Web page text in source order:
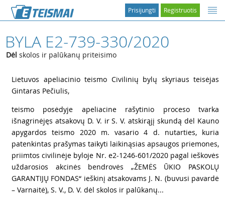
Registruotis
Prisijungti
BYLA E2-739-330/2020
Dėl skolos ir palūkanų priteisimo
Lietuvos apeliacinio teismo Civilinių bylų skyriaus teisėjas
Gintaras Pečiulis,
teismo posėdyje apeliacine rašytinio proceso tvarka
išnagrinėjęs atsakovų D. V. ir S. V. atskirąjį skundą dėl Kauno
apygardos teismo 2020 m. vasario 4 d. nutarties, kuria
patenkintas prašymas taikyti laikinąsias apsaugos priemones,
priimtos civilinėje byloje Nr. e2-1246-601/2020 pagal ieškovės
uždarosios akcinės bendrovės „ŽEMĖS ŪKIO PASKOLŲ
GARANTIJŲ FONDAS“ ieškinį atsakovams J. N. (buvusi pavardė
– Varnaitė), S. V., D. V. dėl skolos ir palūkanų...